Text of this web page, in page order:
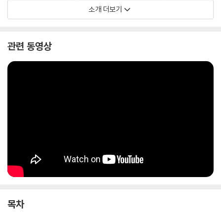
트, 프레데릭 터먼 등의 인물들을 다루고 있다.
소개 더보기
관련 동영상
목차